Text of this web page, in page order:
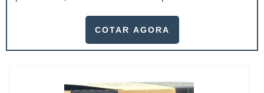
produto.A busca por empresas sérias para adquirir esse
podem assegurar aos clientes características pontuais
COTAR AGORA